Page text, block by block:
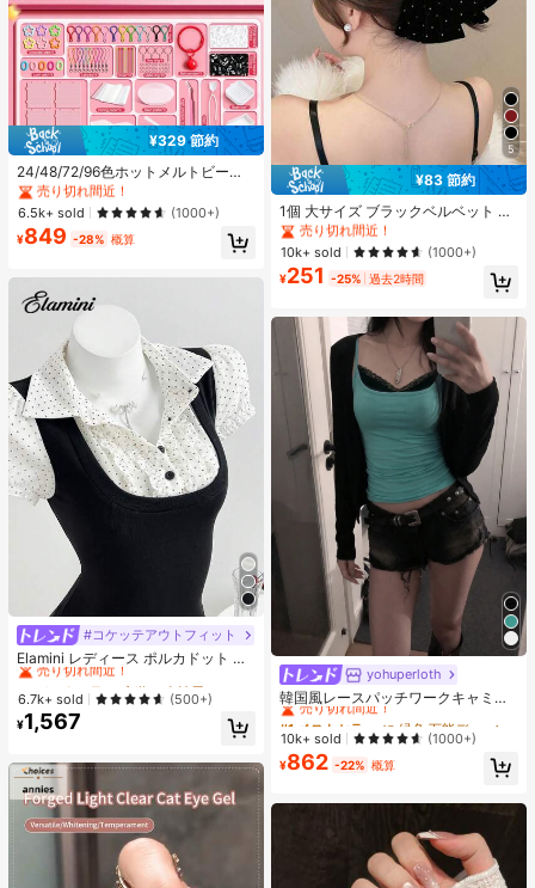
¥329 節約
24/48/72/96色ホットメルトビーズ
クリエイティブクラフトセット、ス
クエアペグボード、多層収納ボック
ス、アイロンペーパー、カラフルな
キーチェーン、装飾アクセサリー、
ハンギングロープ付き、DIY愛好家
フト、誕生日ギフトを手作りできま
す。
#1 ベストセラー
に ジュエリー製作セット
売り切れ間近！
#1 ベストセラー
売り切れ間近！
#1 ベストセラー
売り切れ間近！
#1 ベストセラー
6.5k+ sold (1000+)
¥849 -28% 概算
#コケッテアウトフィット
Elamini レディース ポルカドット パ
ッチワーク レーストリム 配色 ウエ
スト ショートスリーブ トップス 夏
用
#2 ベストセラー
夜遊び 女性用ブラウス
売り切れ間近！
#2 ベストセラー
売り切れ間近！
#2 ベストセラー
売り切れ間近！
#2 ベストセラー
6.7k+ sold (500+)
¥1,567
5
¥83 節約
1個 大サイズ ブラックベルベット リ
ボン ヘアクリップ クリスタルライン
ストーン装飾付き、エレガントな二
重レイヤー フロック加工リボン レデ
ィース用
#1 ベストセラー
ポリエステル 髪の爪
売り切れ間近！
#1 ベストセラー
売り切れ間近！
#1 ベストセラー
売り切れ間近！
#1 ベストセラー
10k+ sold (1000+)
¥251 -25% 過去2時間
yohuperloth
韓国風レースパッチワークキャミソ
ールタンクトップ、Y2Kエステティ
ック、ストリートウェアカジュアル
サマー
#1 ベストセラー
売り切れ間近！
#1 ベストセラー
売り切れ間近！
#1 ベストセラー
売り切れ間近！
#1 ベストセラー
10k+ sold (1000+)
¥862 -22% 概算